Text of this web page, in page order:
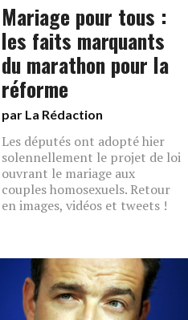
Mariage pour tous :
les faits marquants
du marathon pour la
réforme
par La Rédaction
Les députés ont adopté hier
solennellement le projet de loi
ouvrant le mariage aux
couples homosexuels. Retour
en images, vidéos et tweets !